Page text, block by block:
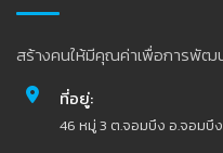
สร้างคนให้มีคุณค่าเพื่อการพัฒ
ที่อยู่:
46 หมู่ 3 ต.จอมบึง อ.จอมบึ